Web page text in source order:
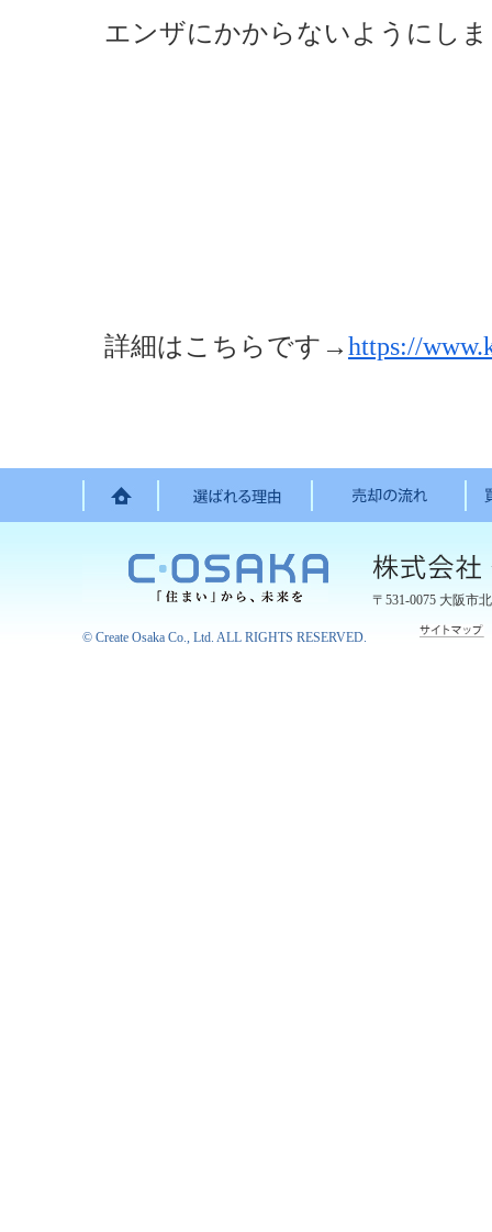
エンザにかからないようにし
詳細はこちらです→https://
〒531-0075 大阪市
© Create Osaka Co., Ltd. ALL RIGHTS RESERVED.